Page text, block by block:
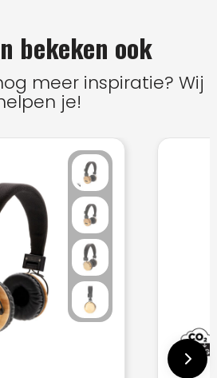
bekeken ook
meer inspiratie? Wij
je!